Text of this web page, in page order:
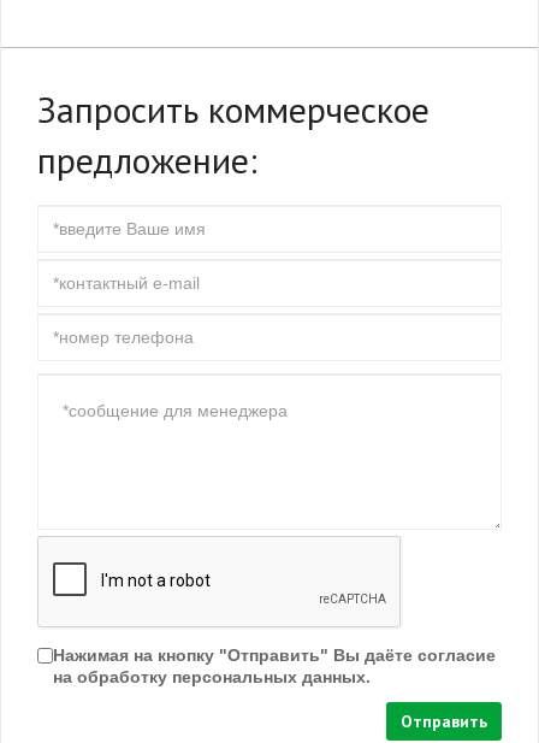
Запросить коммерческое
предложение:
Нажимая на кнопку "Отправить" Вы даёте согласие
на обработку персональных данных.
Отправить